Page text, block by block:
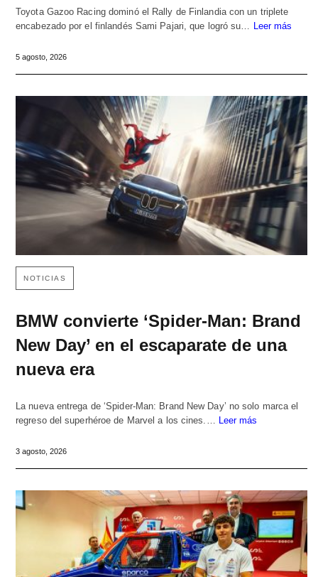
Toyota Gazoo Racing dominó el Rally de Finlandia con un triplete
encabezado por el finlandés Sami Pajari, que logró su… Leer más
5 agosto, 2026
NOTICIAS
BMW convierte ‘Spider-Man: Brand
New Day’ en el escaparate de una
nueva era
La nueva entrega de ‘Spider-Man: Brand New Day’ no solo marca el
regreso del superhéroe de Marvel a los cines.…
Leer más
3 agosto, 2026